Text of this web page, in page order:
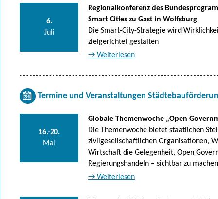
6.
Juli
Regionalkonferenz des
Smart Cities zu Gast in Wolfsburg
Die Smart-City-Strategie wird
zielgerichtet gestalten
→ Weiterlesen
Termine und Veranstaltungen
16.-20.
Mai
Globale Themenwoche „Open
Die Themenwoche bietet staatlichen
zivilgesellschaftlichen Organisationen,
Wirtschaft die Gelegenheit, Open
Regierungshandeln – sichtbar zu
→ Weiterlesen